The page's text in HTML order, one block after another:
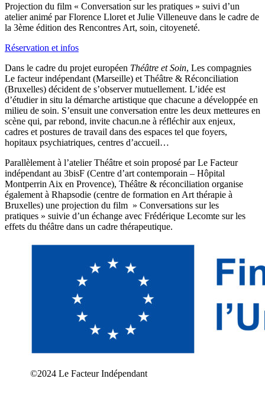
Projection du film « Conversation sur les pratiques » suivi d’un
atelier animé par Florence Lloret et Julie Villeneuve dans le cadre de
la 3ème édition des Rencontres Art, soin, citoyeneté.
Réservation et infos
Dans le cadre du projet européen Théâtre et Soin, Les compagnies
Le facteur indépendant (Marseille) et Théâtre & Réconciliation
(Bruxelles) décident de s’observer mutuellement. L’idée est
d’étudier in situ la démarche artistique que chacune a développée en
milieu de soin. S’ensuit une conversation entre les deux metteures en
scène qui, par rebond, invite chacun.ne à réfléchir aux enjeux,
cadres et postures de travail dans des espaces tel que foyers,
hopitaux psychiatriques, centres d’accueil…
Parallèlement à l’atelier Théâtre et soin proposé par Le Facteur
indépendant au 3bisF (Centre d’art contemporain – Hôpital
Montperrin Aix en Provence), Théâtre & réconciliation organise
également à Rhapsodie (centre de formation en Art thérapie à
Bruxelles) une projection du film » Conversations sur les
pratiques » suivie d’un échange avec Frédérique Lecomte sur les
effets du théâtre dans un cadre thérapeutique.
©2024 Le Facteur Indépendant